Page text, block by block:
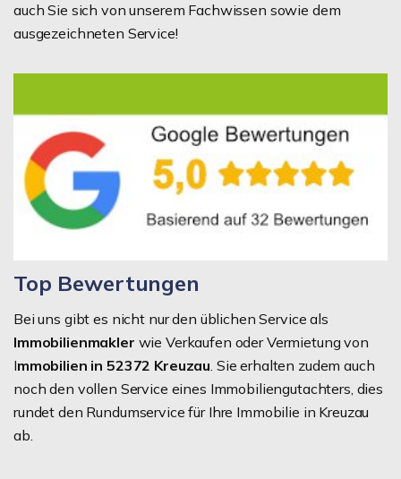
auch Sie sich von unserem Fachwissen sowie dem
ausgezeichneten Service!
Top Bewertungen
Bei uns gibt es nicht nur den üblichen Service als
Immobilienmakler wie Verkaufen oder Vermietung von
Immobilien in 52372 Kreuzau. Sie erhalten zudem auch
noch den vollen Service eines Immobiliengutachters, dies
rundet den Rundumservice für Ihre Immobilie in Kreuzau
ab.